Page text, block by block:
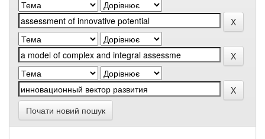
Почати новий пошук